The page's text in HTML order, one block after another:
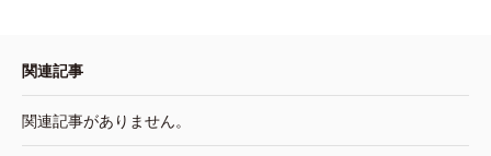
関連記事
関連記事がありません。